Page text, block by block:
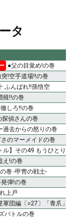
タ
●父の目覚め!の巻
突!空手道場!!の巻
ふんばれ!!孫悟空
殖!!の巻
しろ!!の巻
偵さんの巻
去からの怒りの巻
のマーメイドの巻
】その49 もうひとり
え!の巻
巻 -甲冑の戦士-
弾!の巻
上戸
団編〔○27〕「青爪」
バトルの巻